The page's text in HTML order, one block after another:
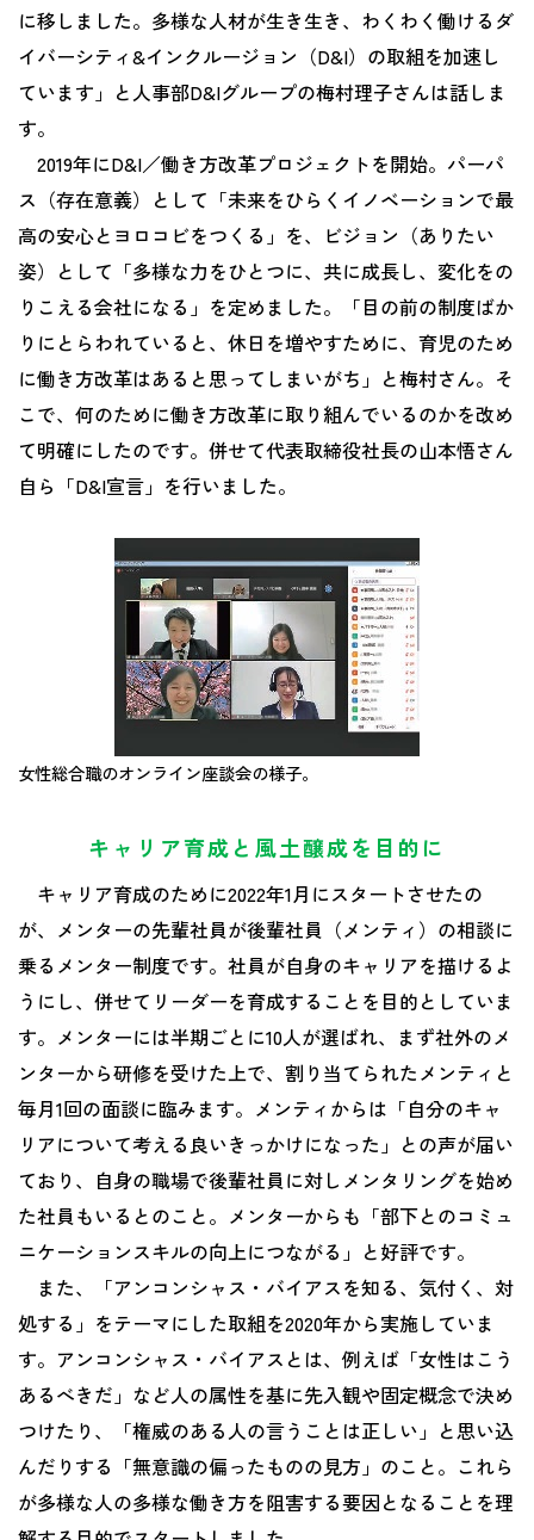
に移しました。多様な人材が生き生き、わくわく働けるダ
イバーシティ&インクルージョン（D&I）の取組を加速し
ています」と人事部D&Iグループの梅村理子さんは話しま
す。
2019年にD&I／働き方改革プロジェクトを開始。パーパ
ス（存在意義）として「未来をひらくイノベーションで最
高の安心とヨロコビをつくる」を、ビジョン（ありたい
姿）として「多様な力をひとつに、共に成長し、変化をの
りこえる会社になる」を定めました。「目の前の制度ばか
りにとらわれていると、休日を増やすために、育児のため
に働き方改革はあると思ってしまいがち」と梅村さん。そ
こで、何のために働き方改革に取り組んでいるのかを改め
て明確にしたのです。併せて代表取締役社長の山本悟さん
自ら「D&I宣言」を行いました。
女性総合職のオンライン座談会の様子。
キャリア育成と風土醸成を目的に
キャリア育成のために2022年1月にスタートさせたの
が、メンターの先輩社員が後輩社員（メンティ）の相談に
乗るメンター制度です。社員が自身のキャリアを描けるよ
うにし、併せてリーダーを育成することを目的としていま
す。メンターには半期ごとに10人が選ばれ、まず社外のメ
ンターから研修を受けた上で、割り当てられたメンティと
毎月1回の面談に臨みます。メンティからは「自分のキャ
リアについて考える良いきっかけになった」との声が届い
ており、自身の職場で後輩社員に対しメンタリングを始め
た社員もいるとのこと。メンターからも「部下とのコミュ
ニケーションスキルの向上につながる」と好評です。
また、「アンコンシャス・バイアスを知る、気付く、対
処する」をテーマにした取組を2020年から実施していま
す。アンコンシャス・バイアスとは、例えば「女性はこう
あるべきだ」など人の属性を基に先入観や固定概念で決め
つけたり、「権威のある人の言うことは正しい」と思い込
んだりする「無意識の偏ったものの見方」のこと。これら
が多様な人の多様な働き方を阻害する要因となることを理